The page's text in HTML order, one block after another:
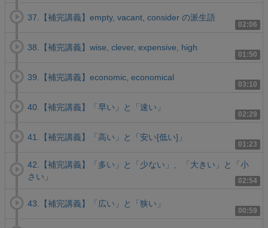
02:06
37.【補完講義】empty, vacant, consider の派生語
01:50
38.【補完講義】wise, clever, expensive, high
03:10
39.【補完講義】economic, economical
02:29
40.【補完講義】「早い」と「速い」
01:23
41.【補完講義】「高い」と「安い[低い]」
02:54
42.【補完講義】「多い」と「少ない」、「大きい」と「小
さい」
00:59
43.【補完講義】「広い」と「狭い」